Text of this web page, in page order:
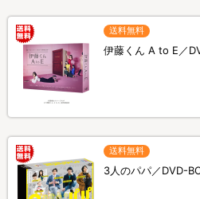
送料無料
伊藤くん A to E／
送料無料
3人のパパ／DVD-